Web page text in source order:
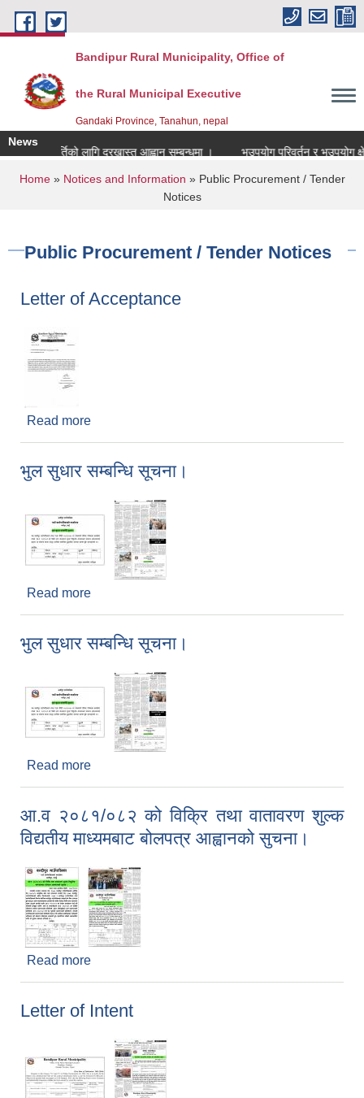
Skip to main content
Bandipur Rural Municipality, Office of
the Rural Municipal Executive
Gandaki Province, Tanahun, nepal
News
पदपुर्तिको लागि दरखास्त आह्वान सम्बन्धमा ।
भूउपयोग परिवर्तन र भूउपयोग क्षेत्र
You are here
Home» Notices and Information » Public Procurement / Tender
Notices
Public Procurement / Tender Notices
Letter of Acceptance
Read more
भुल सुधार सम्बन्धि सूचना।
Read more
भुल सुधार सम्बन्धि सूचना।
Read more
आ.व २०८१/०८२ को विक्रि तथा वातावरण शुल्क
विद्यतीय माध्यमबाट बोलपत्र आह्वानको सुचना।
Read more
Letter of Intent